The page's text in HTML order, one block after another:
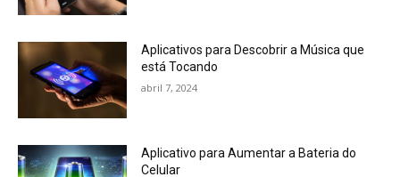
Aplicativos para Descobrir a Música que
está Tocando
abril 7, 2024
Aplicativo para Aumentar a Bateria do
Celular